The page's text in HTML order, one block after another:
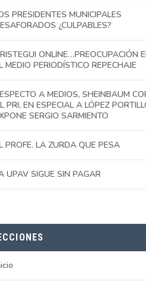
PRESIDENTES MUNICIPALES
¿CULPABLES?
ONLINE…PREOCUPACIÓN
MEDIO PERIODÍSTICO REPECHAJE
A MEDIOS, SHEINBAUM
PRI, EN ESPECIAL A LÓPEZ
SERGIO SARMIENTO
PROFE. LA ZURDA QUE PESA
UPAV SIGUE SIN PAGAR